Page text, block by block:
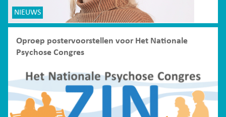
NIEUWS
Oproep postervoorstellen voor Het Nationale
Psychose Congres